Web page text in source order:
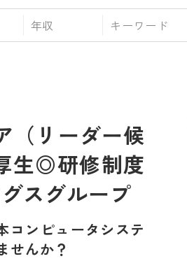
年収
（リーダー候
生◎研修制度
スグループ
コンピュータシステ
せんか？